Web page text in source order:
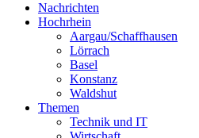
Nachrichten
Hochrhein
Aargau/Schaffhausen
Lörrach
Basel
Konstanz
Waldshut
Themen
Technik und IT